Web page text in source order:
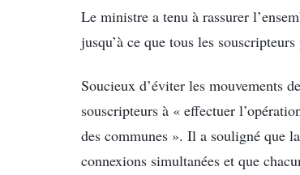
Le ministre a tenu à rassurer
jusqu’à ce que tous les
Soucieux d’éviter les mouvements
souscripteurs à « effectuer
des communes ». Il a souligné que
connexions simultanées et que